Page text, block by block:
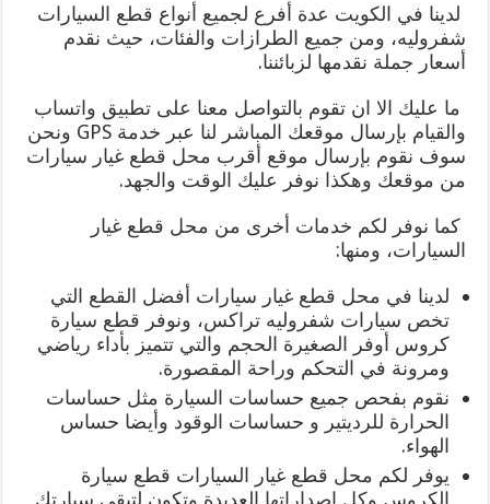
لدينا في الكويت عدة أفرع لجميع أنواع قطع السيارات
شفروليه، ومن جميع الطرازات والفئات، حيث نقدم
أسعار جملة نقدمها لزبائننا.
ما عليك الا ان تقوم بالتواصل معنا على تطبيق واتساب
والقيام بإرسال موقعك المباشر لنا عبر خدمة GPS ونحن
سوف نقوم بإرسال موقع أقرب محل قطع غيار سيارات
من موقعك وهكذا نوفر عليك الوقت والجهد.
كما نوفر لكم خدمات أخرى من محل قطع غيار
السيارات، ومنها:
لدينا في محل قطع غيار سيارات أفضل القطع التي
تخص سيارات شفروليه تراكس، ونوفر قطع سيارة
كروس أوفر الصغيرة الحجم والتي تتميز بأداء رياضي
ومرونة في التحكم وراحة المقصورة.
نقوم بفحص جميع حساسات السيارة مثل حساسات
الحرارة للرديتير و حساسات الوقود وأيضا حساس
الهواء.
يوفر لكم محل قطع غيار السيارات قطع سيارة
الكروس وكل إصداراتها العديدة وتكون لتبقى سيارتك